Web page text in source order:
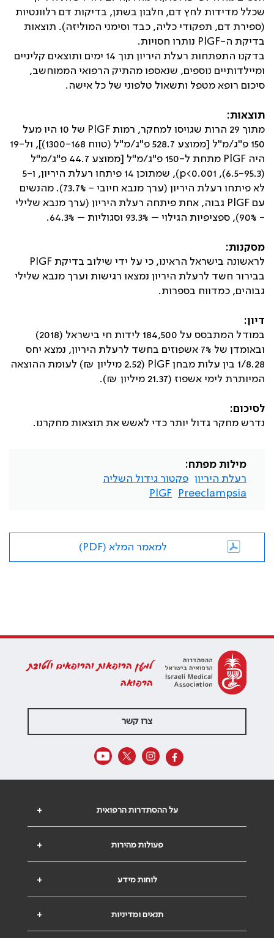
שכלל מדידות לחץ דם, חלבון בשתן, בדיקות דם רלוונטיות
(ספירת דם, תפקודי כליה, כבד וסימני המוליזה). תוצאות
בדיקת ה-PlGF נותרו חסויות.
בדקנו התפתחות רעלת היריון תוך 14 ימים ותוצאים קליניים
ומיילדותיים נוספים, שנאספו מהתיק הרפואי הממוחשב,
סיכום רופא מטפל ותשאול טלפוני של כל אישה.
תוצאות:
מתוך 29 הרות שגויסו למחקר, רמות
PlGF
של 10 היו מעל
150 פ"ג/מ"ל [ממוצע 528.7 פ"ג/מ"ל (טווח 1300-168)], ול-19
היה PlGF
מתחת ל-150 פ"ג/מ"ל [ממוצע 44.7 פ"ג/מ"ל
(6.5-95.3),
p<0.001
), שמתוכן 14 פיתחו רעלת היריון, ו-5
לא פיתחו רעלת היריון (ערך מנבא חיובי - 73.7%). מהנשים
עם PlGF גבוה, אחת פיתחה רעלת היריון (ערך מנבא שלילי
- 90%), ספציפיות הגילוי – 93.3% וסגוליות – 64.3%.
מסקנות:
לראשונה בישראל הראינו, כי על ידי שילוב בדיקת PlGF
בבירור חשד לרעלת היריון נמצאו רגישות וערך מנבא שלילי
גבוהים, כמדווח בספרות.
דיון:
במודל המתבסס על 184,500 לידות חי בישראל (2018)
ובאומדן של 7% אשפוזים בחשד לרעלת היריון, נמצא יחס
1/8.28 בין עלות מבחן
PlGF
(2.52 מיליון ₪) לעומת ההוצאה
המיותרת לימי אשפוז (21.37 מיליון ₪).
לסיכום:
נדרש מחקר גדול יותר כדי לאשש את תוצאות מחקרנו.
מילות מפתח:
רעלת היריון פקטור גידול השליה
Preeclampsia
PlGF
למאמר המלא (PDF)
למען הרופאות והרופאים ולטובת
הרפואה
צרו קשר
+ על ההסתדרות הרפואית
+ פעולות מהירות
+ לוחות מידע
+ תנאים ומדיניות